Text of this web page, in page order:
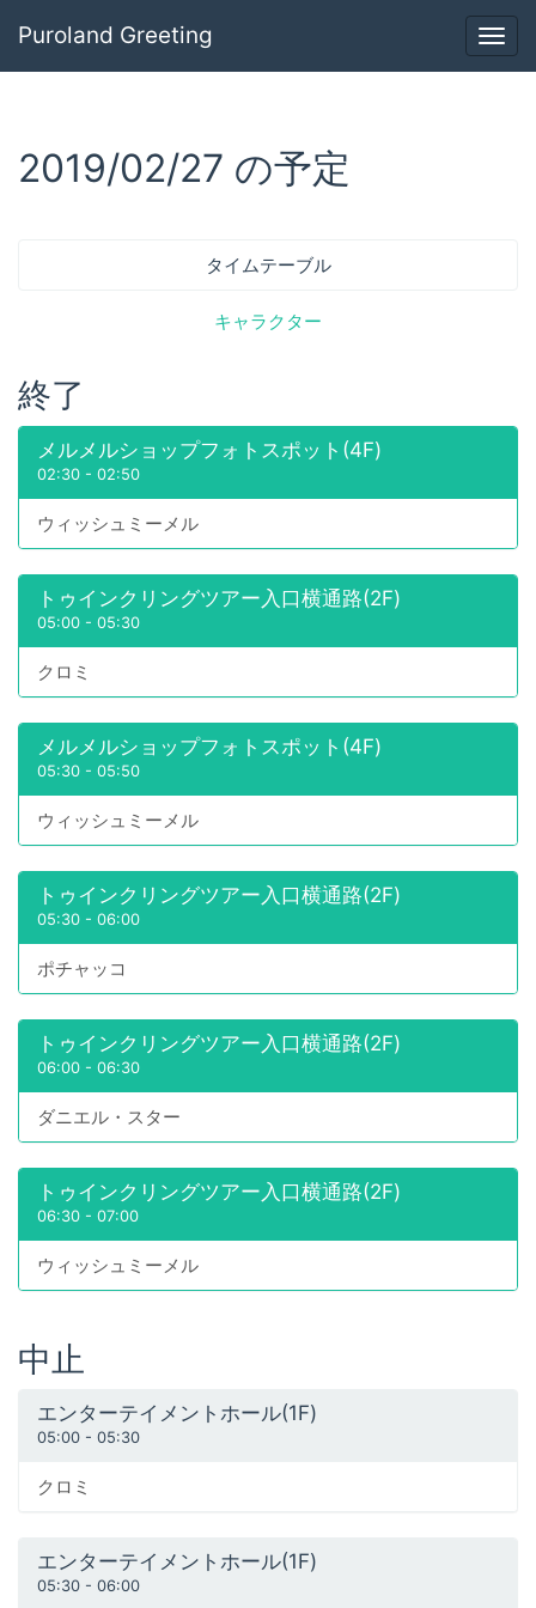
Puroland Greeting
2019/02/27 の予定
タイムテーブル
キャラクター
終了
メルメルショップフォトスポット(4F)
02:30 - 02:50
ウィッシュミーメル
トゥインクリングツアー入口横通路(2F)
05:00 - 05:30
クロミ
メルメルショップフォトスポット(4F)
05:30 - 05:50
ウィッシュミーメル
トゥインクリングツアー入口横通路(2F)
05:30 - 06:00
ポチャッコ
トゥインクリングツアー入口横通路(2F)
06:00 - 06:30
ダニエル・スター
トゥインクリングツアー入口横通路(2F)
06:30 - 07:00
ウィッシュミーメル
中止
エンターテイメントホール(1F)
05:00 - 05:30
クロミ
エンターテイメントホール(1F)
05:30 - 06:00